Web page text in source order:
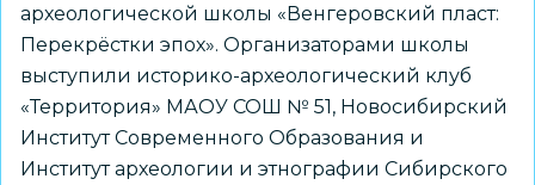
археологической школы «Венгеровский пласт:
Перекрёстки эпох». Организаторами школы
выступили историко-археологический клуб
«Территория» МАОУ СОШ № 51, Новосибирский
Институт Современного Образования и
Институт археологии и этнографии Сибирского